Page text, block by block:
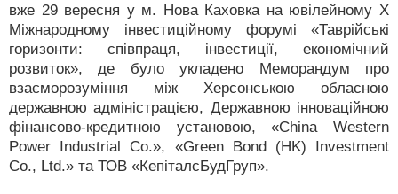
вже 29 вересня у м. Нова Каховка на ювілейному Х
Міжнародному інвестиційному форумі «Таврійські
горизонти: співпраця, інвестиції, економічний
розвиток», де було укладено Меморандум про
взаєморозуміння між Херсонською обласною
державною адміністрацією, Державною інноваційною
фінансово-кредитною установою, «China Western
Power Industrial Co.», «Green Bond (HK) Investment
Co., Ltd.» та ТОВ «КепіталсБудГруп».